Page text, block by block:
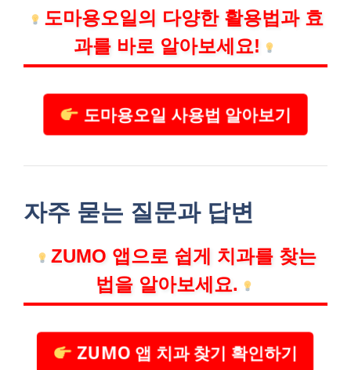
도마용오일의 다양한 활용법과 효
과를 바로 알아보세요!
도마용오일 사용법 알아보기
자주 묻는 질문과 답변
ZUMO 앱으로 쉽게 치과를 찾는
법을 알아보세요.
ZUMO 앱 치과 찾기 확인하기